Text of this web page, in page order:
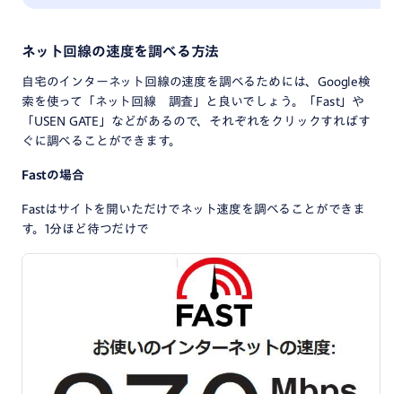
ネット回線の速度を調べる方法
自宅のインターネット回線の速度を調べるためには、Google検
索を使って「ネット回線 調査」と良いでしょう。「Fast」や
「USEN GATE」などがあるので、それぞれをクリックすればす
ぐに調べることができます。
Fastの場合
Fastはサイトを開いただけでネット速度を調べることができま
す。1分ほど待つだけで